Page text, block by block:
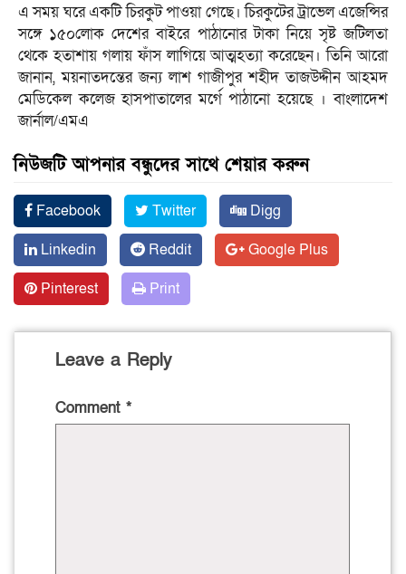
এ সময় ঘরে একটি চিরকুট পাওয়া গেছে। চিরকুটের ট্রাভেল এজেন্সির
সঙ্গে ১৫০লোক দেশের বাইরে পাঠানোর টাকা নিয়ে সৃষ্ট জটিলতা
থেকে হতাশায় গলায় ফাঁস লাগিয়ে আত্মহত্যা করেছেন। তিনি আরো
জানান, ময়নাতদন্তের জন্য লাশ গাজীপুর শহীদ তাজউদ্দীন আহমদ
মেডিকেল কলেজ হাসপাতালের মর্গে পাঠানো হয়েছে । বাংলাদেশ
জার্নাল/এমএ
নিউজটি আপনার বন্ধুদের সাথে শেয়ার করুন
Facebook Twitter
Digg
Linkedin
Reddit
Google Plus
Pinterest
Print
Leave a Reply
Comment *